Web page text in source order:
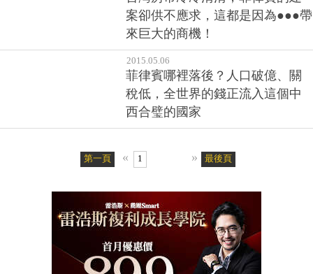
菲律賓哪裡落後？人口破億、關
稅低，全世界的錢正流入這個中
西合璧的國家
1 » 最後頁
客戶服務專線：02-2510-8888傳真：02-2503-6989